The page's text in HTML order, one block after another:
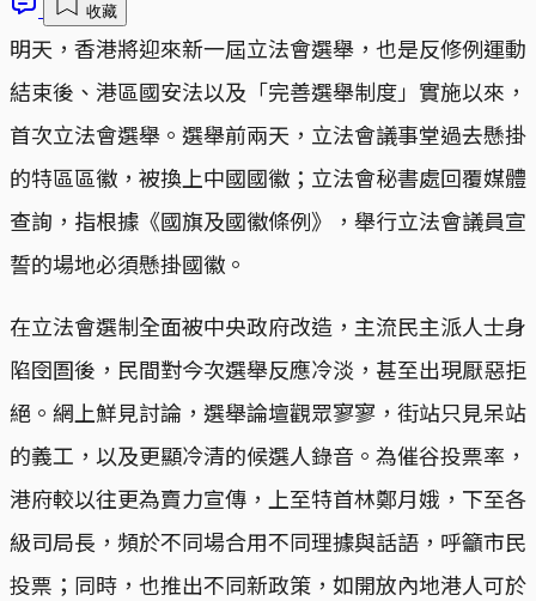
收藏
明天，香港將迎來新一屆立法會選舉，也是反修例運動
結束後、港區國安法以及「完善選舉制度」實施以來，
首次立法會選舉。選舉前兩天，立法會議事堂過去懸掛
的特區區徽，被換上中國國徽；立法會秘書處回覆媒體
查詢，指根據《國旗及國徽條例》，舉行立法會議員宣
誓的場地必須懸掛國徽。
在立法會選制全面被中央政府改造，主流民主派人士身
陷囹圄後，民間對今次選舉反應冷淡，甚至出現厭惡拒
絕。網上鮮見討論，選舉論壇觀眾寥寥，街站只見呆站
的義工，以及更顯冷清的候選人錄音。為催谷投票率，
港府較以往更為賣力宣傳，上至特首林鄭月娥，下至各
級司局長，頻於不同場合用不同理據與話語，呼籲市民
投票；同時，也推出不同新政策，如開放內地港人可於